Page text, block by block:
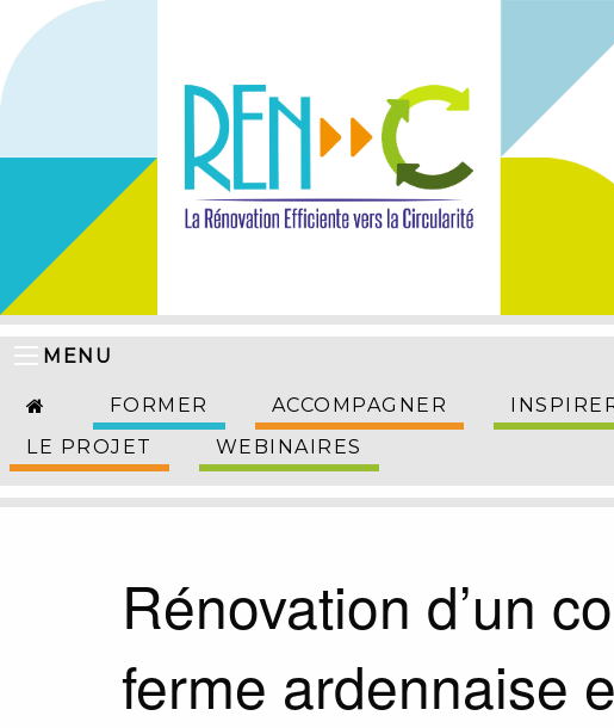
MENU
FORMER ACCOMPAGNER
LE PROJET
WEBINAIRES
Rénovation d’un
ferme ardennaise